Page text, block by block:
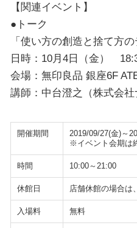
【関連イベント】
●トーク
「使い方の創造と捨て方の
日時：10月4日（金）
会場：無印良品 銀座6F
講師：中台澄之（株式会社
開催期間
2019/09/27(金)～
※イベント会期は
時間 10:00～21:00
休館日 店舗休館の場合は
入場料 無料